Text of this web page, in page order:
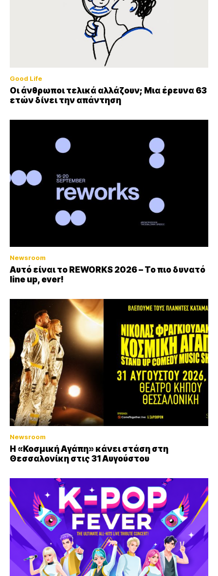
Good Life
Οι άνθρωποι τελικά αλλάζουν; Μια έρευνα 63
ετών δίνει την απάντηση
Newsroom
Αυτό είναι το REWORKS 2026 – Το πιο δυνατό
line up, ever!
Newsroom
Η «Κοσμική Αγάπη» κάνει στάση στη
Θεσσαλονίκη στις 31 Αυγούστου